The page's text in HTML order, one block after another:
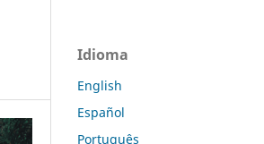
Idioma
English
Español
Português